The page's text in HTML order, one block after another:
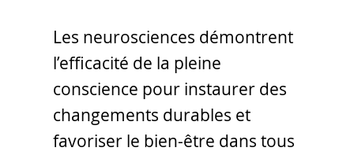
Les neurosciences démontrent
l’efficacité de la pleine
conscience pour instaurer des
changements durables et
favoriser le bien-être dans tous